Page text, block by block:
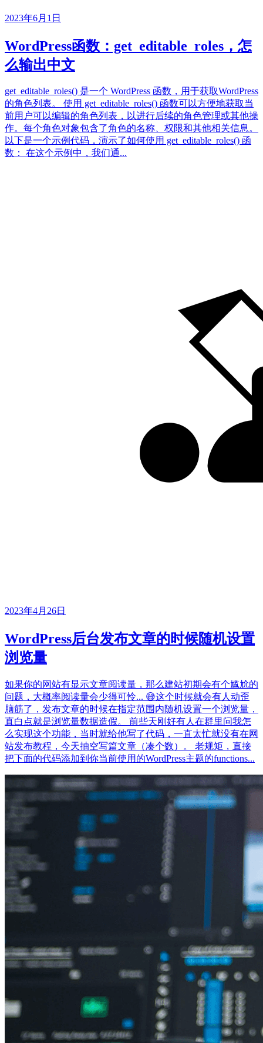
2023年6月1日
WordPress函数：get_editable_roles，怎
么输出中文
get_editable_roles() 是一个 WordPress 函数，用于获取WordPress
的角色列表。 使用 get_editable_roles() 函数可以方便地获取当
前用户可以编辑的角色列表，以进行后续的角色管理或其他操
作。每个角色对象包含了角色的名称、权限和其他相关信息。
以下是一个示例代码，演示了如何使用 get_editable_roles() 函
数： 在这个示例中，我们通...
2023年4月26日
WordPress后台发布文章的时候随机设置
浏览量
如果你的网站有显示文章阅读量，那么建站初期会有个尴尬的
问题，大概率阅读量会少得可怜... 😅这个时候就会有人动歪
脑筋了，发布文章的时候在指定范围内随机设置一个浏览量，
直白点就是浏览量数据造假。 前些天刚好有人在群里问我怎
么实现这个功能，当时就给他写了代码，一直太忙就没有在网
站发布教程，今天抽空写篇文章（凑个数）。 老规矩，直接
把下面的代码添加到你当前使用的WordPress主题的functions...